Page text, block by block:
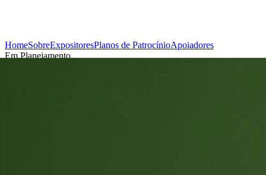
HomeSobreExpositoresPlanos de PatrocínioApoiadores
Em Planejamento